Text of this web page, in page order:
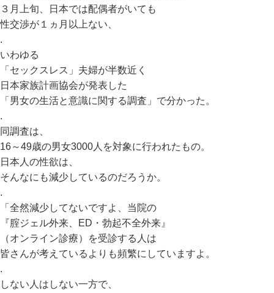
３月上旬、日本では配偶者がいても
性交渉が１ヵ月以上ない、
.
いわゆる
「セックスレス」夫婦が半数近く
日本家族計画協会が発表した
「男女の生活と意識に関する調査」で分かった。
.
同調査は、
16～49歳の男女3000人を対象に行われたもの。
日本人の性欲は、
そんなにも減少しているのだろうか。
.
「全然減少してないですよ、当院の
『腟ジェル外来、ED・勃起不全外来』
（オンライン診療）を受診する人は
皆さんが考えているよりも頻繁にしていますよ。
.
しない人はしない一方で、